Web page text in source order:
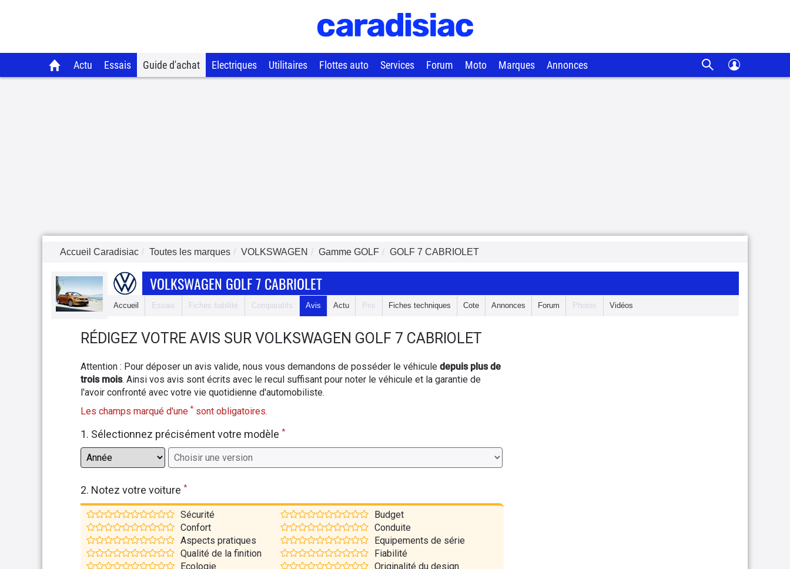
Actu Essais Guide d'achat Electriques Utilitaires Flottes auto Services Forum Moto Marques Annonces
Accueil Caradisiac Toutes les marques VOLKSWAGEN Gamme GOLF GOLF 7 CABRIOLET
VOLKSWAGEN GOLF 7 CABRIOLET
Accueil Essais Fiches fiabilité Comparatifs Avis Actu Prix Fiches techniques Cote Annonces Forum Photos Vidéos
RÉDIGEZ VOTRE AVIS SUR VOLKSWAGEN GOLF 7 CABRIOLET
Attention : Pour déposer un avis valide, nous vous demandons de posséder le véhicule depuis plus de
trois mois. Ainsi vos avis sont écrits avec le recul suffisant pour noter le véhicule et la garantie de
l'avoir confronté avec votre vie quotidienne d'automobiliste.
Les champs marqué d'une * sont obligatoires.
1. Sélectionnez précisément votre modèle *
2. Notez votre voiture *
Sécurité
Budget
Confort
Conduite
Aspects pratiques
Equipements de série
Qualité de la finition
Fiabilité
Ecologie
Originalité du design